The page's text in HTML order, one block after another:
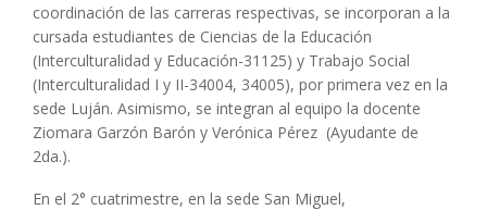
coordinación de las carreras respectivas, se incorporan a la
cursada estudiantes de Ciencias de la Educación
(Interculturalidad y Educación-31125) y Trabajo Social
(Interculturalidad I y II-34004, 34005), por primera vez en la
sede Luján. Asimismo, se integran al equipo la docente
Ziomara Garzón Barón y Verónica Pérez (Ayudante de
2da.).
En el 2° cuatrimestre, en la sede San Miguel,